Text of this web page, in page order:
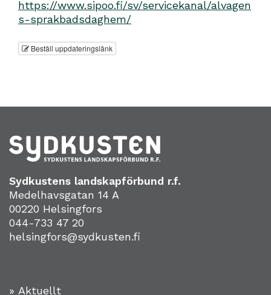
https://www.sipoo.fi/sv/servicekanal/alvagen
s-sprakbadsdaghem/
Beställ uppdateringslänk
Sydkustens landskapförbund r.f.
Medelhavsgatan 14 A
00220 Helsingfors
044-733 47 20
helsingfors@sydkusten.fi
» Aktuellt